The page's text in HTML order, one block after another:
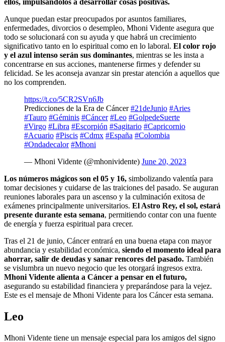
ellos, impulsándolos a desarrollar cosas positivas.
Aunque puedan estar preocupados por asuntos familiares,
enfermedades, divorcios o desempleo, Mhoni Vidente asegura que
todo se solucionará con su ayuda y que habrá un crecimiento
significativo tanto en lo espiritual como en lo laboral. El color rojo
y el azul intenso serán sus dominantes, mientras se les insta a
concentrarse en sus acciones, mantenerse firmes y defender su
felicidad. Se les aconseja avanzar sin prestar atención a aquellos que
no los comprenden.
https://t.co/5CR2SVn6Jb
Predicciones de la Era de Cáncer#21deJunio #Aries
#Tauro #Géminis #Cáncer #Leo #GolpedeSuerte
#Virgo #Libra #Escorpión #Sagitario #Capricornio
#Acuario #Piscis #Cdmx #España #Colombia
#Ondadecalor #Mhoni
— Mhoni Vidente (@mhonividente) June 20, 2023
Los números mágicos son el 05 y 16, simbolizando valentía para
tomar decisiones y cuidarse de las traiciones del pasado. Se auguran
reuniones laborales para un ascenso y la culminación exitosa de
exámenes principalmente universitarios. El Astro Rey, el sol, estará
presente durante esta semana, permitiendo contar con una fuente
de energía y fuerza espiritual para crecer.
Tras el 21 de junio, Cáncer entrará en una buena etapa con mayor
abundancia y estabilidad económica, siendo el momento ideal para
ahorrar, salir de deudas y sanar rencores del pasado. También
se vislumbra un nuevo negocio que les otorgará ingresos extra.
Mhoni Vidente alienta a Cáncer a pensar en el futuro,
asegurando su estabilidad financiera y preparándose para la vejez.
Este es el mensaje de Mhoni Vidente para los Cáncer esta semana.
Leo
Mhoni Vidente tiene un mensaje especial para los amigos del signo